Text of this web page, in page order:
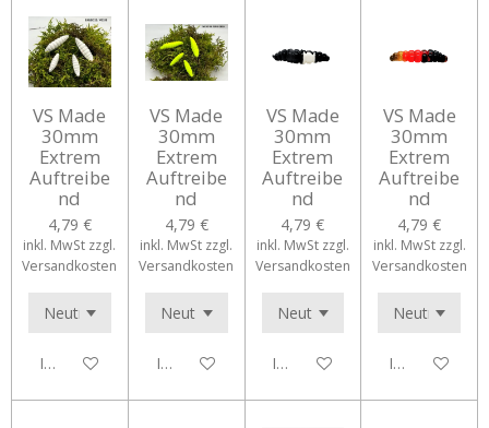
VS Made
30mm
Extrem
Auftreibe
nd
4,79 €
inkl. MwSt zzgl.
Versandkosten
In den Warenkorb
VS Made
30mm
Extrem
Auftreibe
nd
4,79 €
inkl. MwSt zzgl.
Versandkosten
In den Warenkorb
VS Made
30mm
Extrem
Auftreibe
nd
4,79 €
inkl. MwSt zzgl.
Versandkosten
In den Warenkorb
VS Made
30mm
Extrem
Auftreibe
nd
4,79 €
inkl. MwSt zzgl.
Versandkosten
In den